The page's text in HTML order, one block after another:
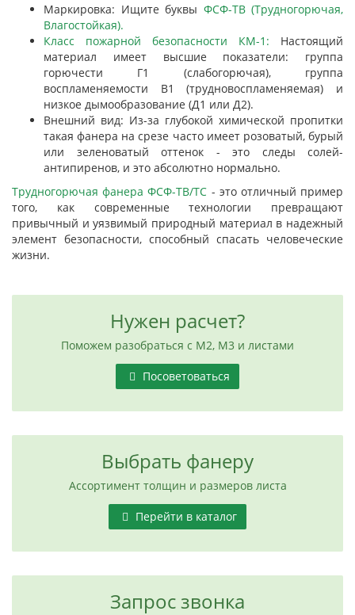
Маркировка: Ищите буквы ФСФ-ТВ (Трудногорючая,
Влагостойкая).
Класс пожарной безопасности КМ-1: Настоящий
материал имеет высшие показатели: группа
горючести Г1 (слабогорючая), группа
воспламеняемости В1 (трудновоспламеняемая) и
низкое дымообразование (Д1 или Д2).
Внешний вид: Из-за глубокой химической пропитки
такая фанера на срезе часто имеет розоватый, бурый
или зеленоватый оттенок - это следы солей-
антипиренов, и это абсолютно нормально.
Трудногорючая фанера ФСФ-ТВ/ТС - это отличный пример
того, как современные технологии превращают
привычный и уязвимый природный материал в надежный
элемент безопасности, способный спасать человеческие
жизни.
Нужен расчет?
Поможем разобраться с М2, М3 и листами
Посоветоваться
Выбрать фанеру
Ассортимент толщин и размеров листа
Перейти в каталог
Запрос звонка